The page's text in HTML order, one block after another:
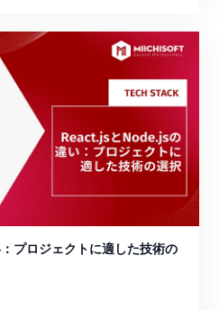
プロジェクトに適した技術の